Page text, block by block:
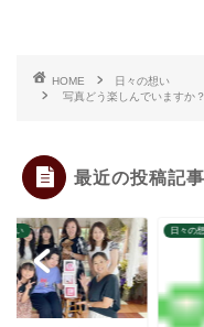
HOME
日々の想い
写真どう楽しんでいますか
最近の投稿記事
日々の想い